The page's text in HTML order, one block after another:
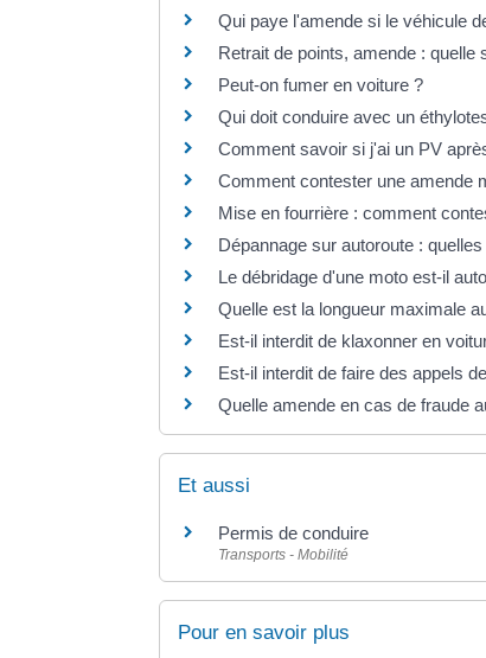
Qui paye l'amende si le véhicule
Retrait de points, amende :
Peut-on fumer en voiture ?
Qui doit conduire avec un
Comment savoir si j'ai un PV
Comment contester une amende
Mise en fourrière : comment
Dépannage sur autoroute :
Le débridage d'une moto est-il
Quelle est la longueur maximale
Est-il interdit de klaxonner en
Est-il interdit de faire des appels
Quelle amende en cas de fraude
Et aussi
Permis de conduire
Transports - Mobilité
Pour en savoir plus